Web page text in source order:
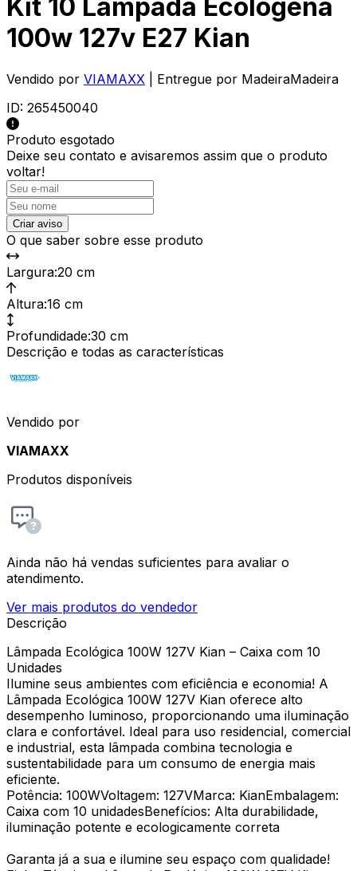
Kit 10 Lâmpada Ecológena
100w 127v E27 Kian
Vendido por VIAMAXX | Entregue por MadeiraMadeira
ID: 265450040
Produto esgotado
Deixe seu contato e avisaremos assim que o produto
voltar!
Criar aviso
O que saber sobre esse produto
Largura:20 cm
Altura:16 cm
Profundidade:30 cm
Descrição e todas as características
Vendido por
VIAMAXX
Produtos disponíveis
Ainda não há vendas suficientes para avaliar o
atendimento.
Ver mais produtos do vendedor
Descrição
Lâmpada Ecológica 100W 127V Kian – Caixa com 10
Unidades
Ilumine seus ambientes com eficiência e economia! A
Lâmpada Ecológica 100W 127V Kian oferece alto
desempenho luminoso, proporcionando uma iluminação
clara e confortável. Ideal para uso residencial, comercial
e industrial, esta lâmpada combina tecnologia e
sustentabilidade para um consumo de energia mais
eficiente.
Potência: 100WVoltagem: 127VMarca: KianEmbalagem:
Caixa com 10 unidadesBenefícios: Alta durabilidade,
iluminação potente e ecologicamente correta
Garanta já a sua e ilumine seu espaço com qualidade!